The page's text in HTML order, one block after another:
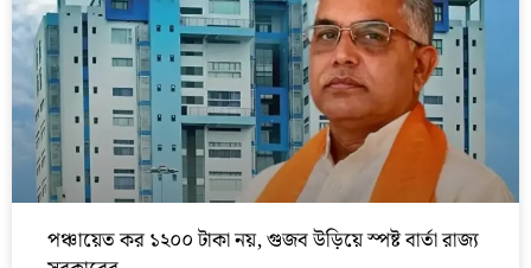
পঞ্চায়েত কর ১২০০ টাকা নয়, গুজব উড়িয়ে স্পষ্ট বার্তা রাজ্য